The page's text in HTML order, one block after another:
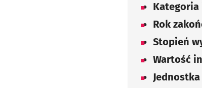
Rok
Stopień
Wartość